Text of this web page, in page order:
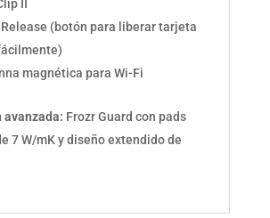
II
Release (botón para liberar tarjeta
magnética para Wi-Fi
avanzada: Frozr Guard con pads
7 W/mK y diseño extendido de